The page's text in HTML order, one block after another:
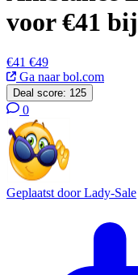
voor €41
€41 €49
Ga naar bol.com
Deal score: 125
0
Geplaatst doorLady-Sale